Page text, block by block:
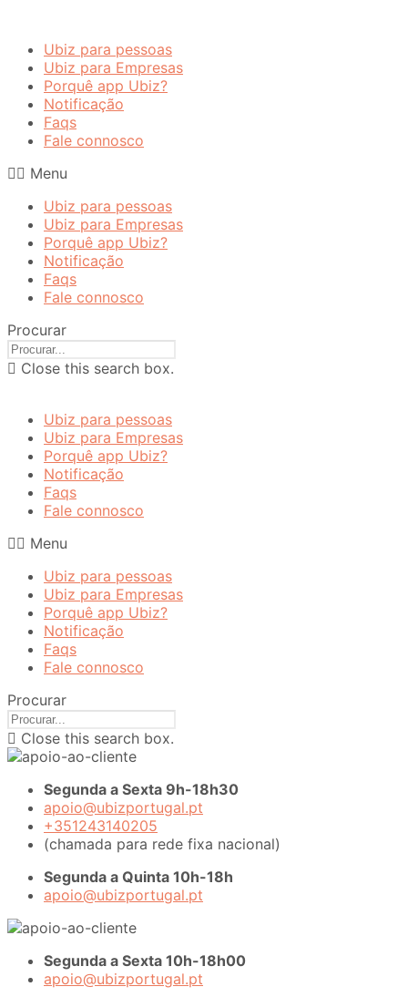
Ubiz para pessoas
Ubiz para Empresas
Porquê app Ubiz?
Notificação
Faqs
Fale connosco
Menu
Ubiz para pessoas
Ubiz para Empresas
Porquê app Ubiz?
Notificação
Faqs
Fale connosco
Procurar
Close this search box.
Ubiz para pessoas
Ubiz para Empresas
Porquê app Ubiz?
Notificação
Faqs
Fale connosco
Menu
Ubiz para pessoas
Ubiz para Empresas
Porquê app Ubiz?
Notificação
Faqs
Fale connosco
Procurar
Close this search box.
Segunda a Sexta 9h-18h30
apoio@ubizportugal.pt
+351243140205
(chamada para rede fixa nacional)
Segunda a Quinta 10h-18h
apoio@ubizportugal.pt
Segunda a Sexta 10h-18h00
apoio@ubizportugal.pt